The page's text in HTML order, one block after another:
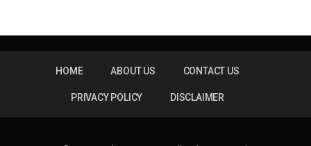
HOME ABOUT US CONTACT US
PRIVACY POLICY DISCLAIMER